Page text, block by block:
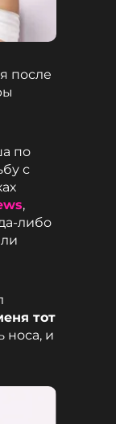
после
по
с
,
либо
тот
носа, и